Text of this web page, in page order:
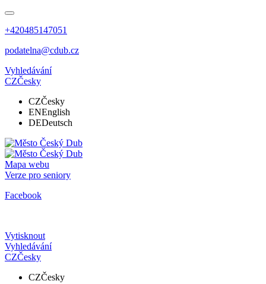
+420485147051
podatelna@cdub.cz
Vyhledávání
CZČesky
CZČesky
ENEnglish
DEDeutsch
Mapa webu
Verze pro seniory
Facebook
Vytisknout
Vyhledávání
CZČesky
CZČesky